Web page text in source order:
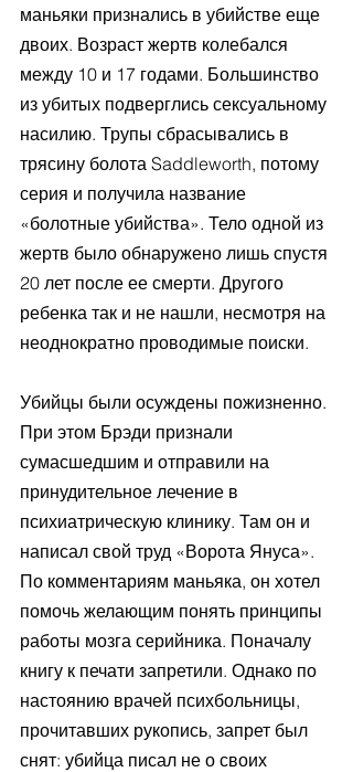
маньяки признались в убийстве еще
двоих. Возраст жертв колебался
между 10 и 17 годами. Большинство
из убитых подверглись сексуальному
насилию. Трупы сбрасывались в
трясину болота Saddleworth, потому
серия и получила название
«болотные убийства». Тело одной из
жертв было обнаружено лишь спустя
20 лет после ее смерти. Другого
ребенка так и не нашли, несмотря на
неоднократно проводимые поиски.
Убийцы были осуждены пожизненно.
При этом Брэди признали
сумасшедшим и отправили на
принудительное лечение в
психиатрическую клинику. Там он и
написал свой труд «Ворота Януса».
По комментариям маньяка, он хотел
помочь желающим понять принципы
работы мозга серийника. Поначалу
книгу к печати запретили. Однако по
настоянию врачей психбольницы,
прочитавших рукопись, запрет был
снят: убийца писал не о своих